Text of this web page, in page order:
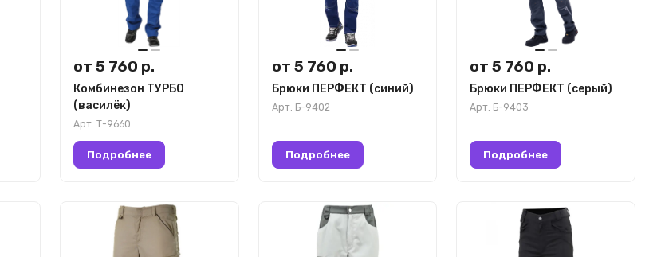
от 5 760 р.
Комбинезон ТУРБО
(василёк)
Арт. Т-9660
Подробнее
от 5 760 р.
Брюки ПЕРФЕКТ (синий)
Арт. Б-9402
Подробнее
от 5 760 р.
Брюки ПЕРФЕКТ (серый)
Арт. Б-9403
Подробнее